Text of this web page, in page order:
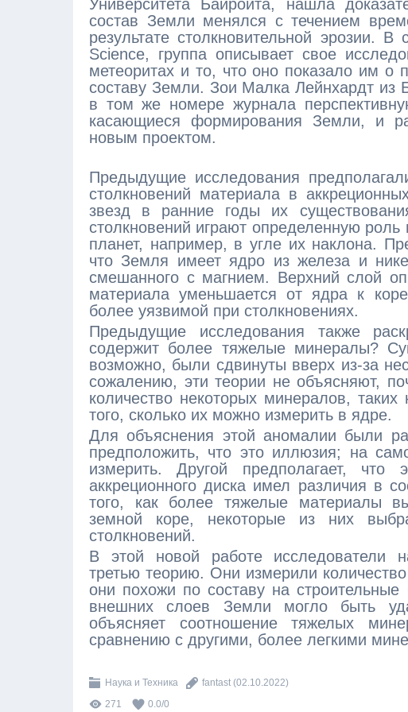
Университета Байройта, нашла
состав Земли менялся с течением
результате столкновительной эрозии.
Science, группа описывает свое
метеоритах и то, что оно показало им о
составу Земли. Зои Малка Лейнхардт из
в том же номере журнала
касающиеся формирования Земли, и
новым проектом.
Предыдущие исследования
столкновений материала в
звезд в ранние годы их
столкновений играют определенную
планет, например, в угле их наклона.
что Земля имеет ядро из железа и
смешанного с магнием. Верхний слой
материала уменьшается от ядра к
более уязвимой при столкновениях.
Предыдущие исследования также
содержит более тяжелые минералы?
возможно, были сдвинуты вверх из-за
сожалению, эти теории не объясняют,
количество некоторых минералов,
того, сколько их можно измерить в ядре.
Для объяснения этой аномалии были
предположить, что это иллюзия; на
измерить. Другой предполагает,
аккреционного диска имел различия в
того, как более тяжелые материалы
земной коре, некоторые из них
столкновений.
В этой новой работе исследователи
третью теорию. Они измерили
они похожи по составу на
внешних слоев Земли могло быть
объясняет соотношение тяжелых
сравнению с другими, более легкими
Наука и Техника fantast (02.10.2022)
271
0.0/0